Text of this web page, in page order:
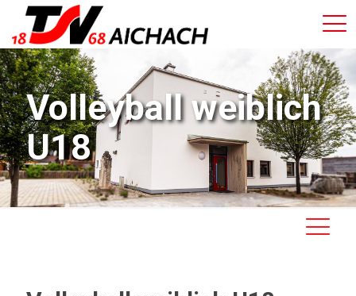
Volleyball weiblich
U18